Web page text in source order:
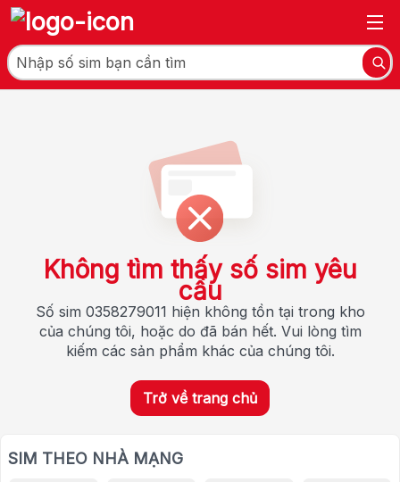
Không tìm thấy số sim yêu
cầu
Số sim 0358279011 hiện không tồn tại trong kho
của chúng tôi, hoặc do đã bán hết. Vui lòng tìm
kiếm các sản phẩm khác của chúng tôi.
Trở về trang chủ
SIM THEO NHÀ MẠNG